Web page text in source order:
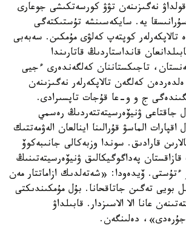
نەگىزىنەن تۋۋ كورسەتكىشى جوعارى
يە. سايكەسىنشە تۇستىكتەگى
تالاپكەرلەر كوپتەپ كەلۋى مۇمكىن. سەبەبى
قانداستاردىڭ قاتارىندا
تاجىكستاننان كەلگەندەرى ءجيى
كەلگەن تالاپكەرلەر نەگىزىنەن
ج و و-عا قۇجات تاپسىرادى.
جاقتاعى ۋنيۆەرسيتەتتەردىڭ رەسمي
الماسۋ قۇرالىنا اينالعان الەۋمەتتىك
قارادىق. سوندا وزبەكالى جانىبەكوۆ
پەداگوگيكالىق ۋنيۆەرسيتەتىنىڭ
ءتۇستى. ۆيدەودا: «شەتەلدىك ازاماتتار مەن
- 1 جىل بويى تەگىن جاتاقحانا. بۇل مۇمكىندىكتى
عانا الا الاسىزدار. قابىلداۋ
جۇرەدى»، دەلىنگەن.